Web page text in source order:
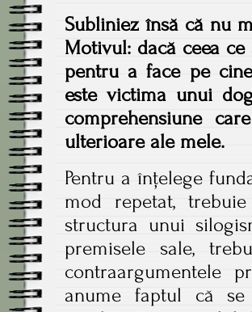
Subliniez însă că nu
Motivul: dacă ceea
pentru a face pe
este victima unui
comprehensiune
ulterioare ale mele.
Pentru a înțelege
mod repetat,
structura unui
premisele sale,
contraargumentele
anume faptul că